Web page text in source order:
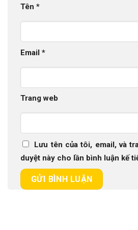
Tên *
Email *
Trang web
Lưu tên của tôi, email, và
duyệt này cho lần bình luận kế